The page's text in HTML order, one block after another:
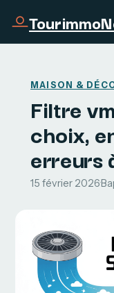
MAISON &
Filtre
choix,
erreurs
15 février 2026·